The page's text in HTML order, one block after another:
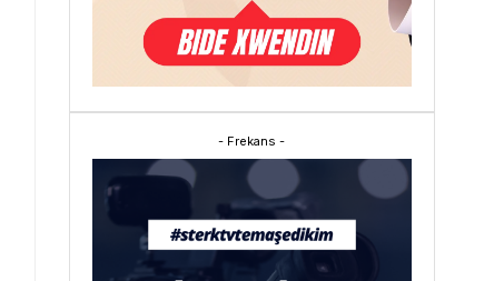
- Frekans -